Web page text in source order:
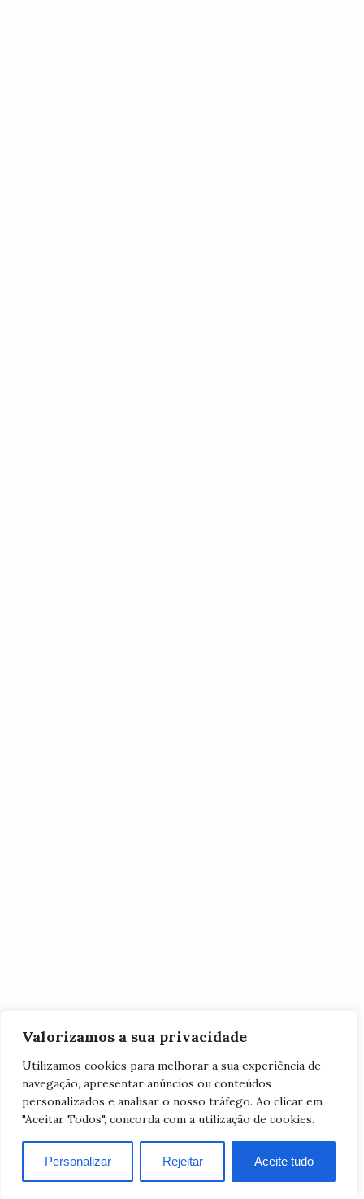
Valorizamos a sua privacidade
Utilizamos cookies para melhorar a sua experiência de
navegação, apresentar anúncios ou conteúdos
personalizados e analisar o nosso tráfego. Ao clicar em
"Aceitar Todos", concorda com a utilização de cookies.
Personalizar Rejeitar Aceite tudo